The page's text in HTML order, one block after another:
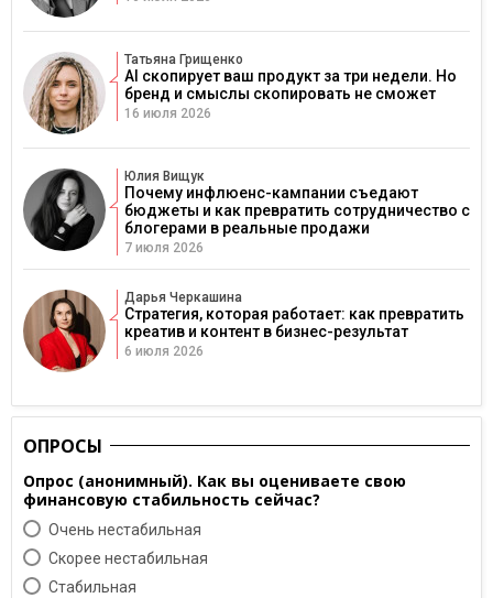
Татьяна Грищенко
AI скопирует ваш продукт за три недели. Но
бренд и смыслы скопировать не сможет
16 июля 2026
Юлия Вищук
Почему инфлюенс-кампании съедают
бюджеты и как превратить сотрудничество с
блогерами в реальные продажи
7 июля 2026
Дарья Черкашина
Стратегия, которая работает: как превратить
креатив и контент в бизнес-результат
6 июля 2026
ОПРОСЫ
Опрос (анонимный). Как вы оцениваете свою
финансовую стабильность сейчас?
Очень нестабильная
Скорее нестабильная
Cтабильная